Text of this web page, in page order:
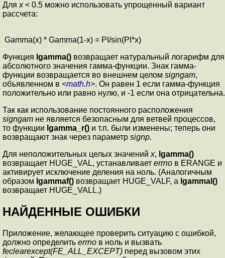
Для x< 0.5 можно использовать упрощенный вариант
рассчета:
Gamma(x) * Gamma(1-x) = PI/sin(PI*x)
Функция lgamma() возвращает натуральный логарифм для
абсолютного значения гамма-функции. Знак гамма-
функции возвращается во внешнем целом signgam,
объявленном в <math.h>. Он равен 1 если гамма-функция
положительно или равно нулю, и -1 если она отрицательна.
Так как использование постоянного расположения
signgam не является безопасным для ветвей процессов,
то функции lgamma_r() и т.п. были изменены; теперь они
возвращают знак через параметр signp.
Для неположительных целых значений x, lgamma()
возвращает HUGE_VAL, устанавливает errno в ERANGE и
активирует исключение деления на ноль. (Аналогичным
образом lgammaf() возвращает HUGE_VALF, а lgammal()
возвращает HUGE_VALL.)
НАЙДЕННЫЕ ОШИБКИ
Приложение, желающее проверить ситуацию с ошибкой,
должно определить errno в ноль и вызвать
feclearexcept(FE_ALL_EXCEPT) перед вызовом этих